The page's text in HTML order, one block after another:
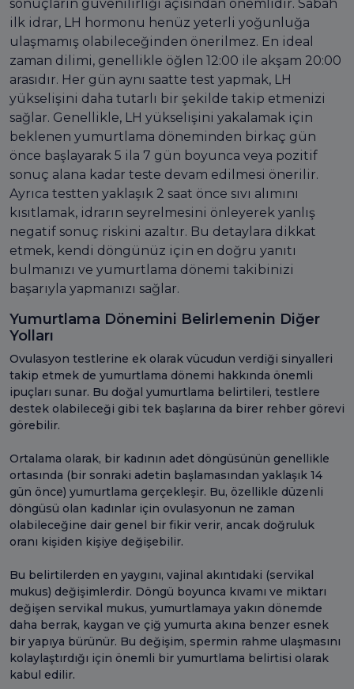
sonuçların güvenilirliği açısından önemlidir. Sabah
ilk idrar, LH hormonu henüz yeterli yoğunluğa
ulaşmamış olabileceğinden önerilmez. En ideal
zaman dilimi, genellikle öğlen 12:00 ile akşam 20:00
arasıdır. Her gün aynı saatte test yapmak, LH
yükselişini daha tutarlı bir şekilde takip etmenizi
sağlar. Genellikle, LH yükselişini yakalamak için
beklenen yumurtlama döneminden birkaç gün
önce başlayarak 5 ila 7 gün boyunca veya pozitif
sonuç alana kadar teste devam edilmesi önerilir.
Ayrıca testten yaklaşık 2 saat önce sıvı alımını
kısıtlamak, idrarın seyrelmesini önleyerek yanlış
negatif sonuç riskini azaltır. Bu detaylara dikkat
etmek, kendi döngünüz için en doğru yanıtı
bulmanızı ve yumurtlama dönemi takibinizi
başarıyla yapmanızı sağlar.
Yumurtlama Dönemini Belirlemenin Diğer
Yolları
Ovulasyon testlerine ek olarak vücudun verdiği sinyalleri
takip etmek de yumurtlama dönemi hakkında önemli
ipuçları sunar. Bu doğal yumurtlama belirtileri, testlere
destek olabileceği gibi tek başlarına da birer rehber görevi
görebilir.
Ortalama olarak, bir kadının adet döngüsünün genellikle
ortasında (bir sonraki adetin başlamasından yaklaşık 14
gün önce) yumurtlama gerçekleşir. Bu, özellikle düzenli
döngüsü olan kadınlar için ovulasyonun ne zaman
olabileceğine dair genel bir fikir verir, ancak doğruluk
oranı kişiden kişiye değişebilir.
Bu belirtilerden en yaygını, vajinal akıntıdaki (servikal
mukus) değişimlerdir. Döngü boyunca kıvamı ve miktarı
değişen servikal mukus, yumurtlamaya yakın dönemde
daha berrak, kaygan ve çiğ yumurta akına benzer esnek
bir yapıya bürünür. Bu değişim, spermin rahme ulaşmasını
kolaylaştırdığı için önemli bir yumurtlama belirtisi olarak
kabul edilir.